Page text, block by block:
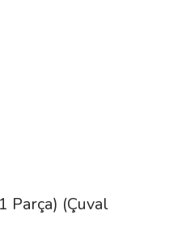
Parça) (Çuval